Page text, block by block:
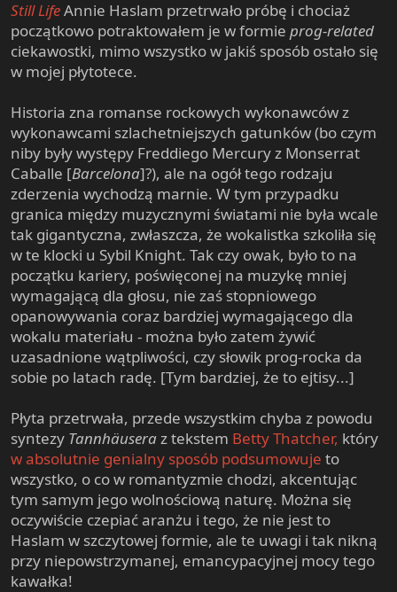
Still LifeAnnie Haslam przetrwało próbę i chociaż
początkowo potraktowałem je w formie prog-related
ciekawostki, mimo wszystko w jakiś sposób ostało się
w mojej płytotece.
Historia zna romanse rockowych wykonawców z
wykonawcami szlachetniejszych gatunków (bo czym
niby były występy Freddiego Mercury z Monserrat
Caballe [Barcelona]?), ale na ogół tego rodzaju
zderzenia wychodzą marnie. W tym przypadku
granica między muzycznymi światami nie była wcale
tak gigantyczna, zwłaszcza, że wokalistka szkoliła się
w te klocki u Sybil Knight. Tak czy owak, było to na
początku kariery, poświęconej na muzykę mniej
wymagającą dla głosu, nie zaś stopniowego
opanowywania coraz bardziej wymagającego dla
wokalu materiału - można było zatem żywić
uzasadnione wątpliwości, czy słowik prog-rocka da
sobie po latach radę. [Tym bardziej, że to ejtisy...]
Płyta przetrwała, przede wszystkim chyba z powodu
syntezy Tannhäusera z tekstem Betty Thatcher, który
w absolutnie genialny sposób podsumowuje to
wszystko, o co w romantyzmie chodzi, akcentując
tym samym jego wolnościową naturę. Można się
oczywiście czepiać aranżu i tego, że nie jest to
Haslam w szczytowej formie, ale te uwagi i tak nikną
przy niepowstrzymanej, emancypacyjnej mocy tego
kawałka!